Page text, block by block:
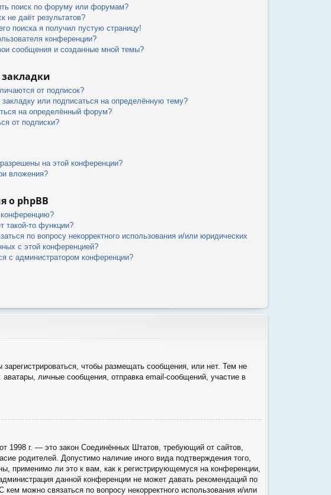
поиск по форуму или форумам?
не даёт результатов?
поиска я получил пустую страницу!
конференции?
сообщения и созданные мной темы?
от подписок?
или подписаться на определённую тему?
на определённый форум?
от подписки?
на этой конференции?
вложения?
о phpBB
конференцию?
такой-то функции?
по вопросу некорректного использования и/или юридических
с этой конференцией?
с администратором конференции?
чтобы размещать сообщения, или нет. Тем не
личные сообщения, отправка email-сообщений, участие в
1998 г. — это закон Соединённых Штатов, требующий от сайтов,
родителей. Допустимо наличие иного вида подтверждения того,
применимо ли это к вам, как к регистрирующемуся на конференции,
данной конференции не может давать рекомендаций по
можно связаться по вопросу некорректного использования и/или